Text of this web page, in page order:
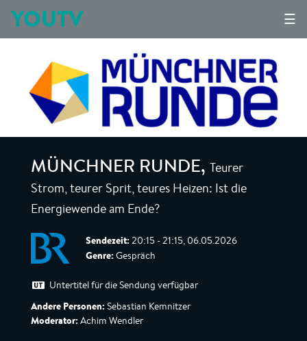
☰
YOUTV
MÜNCHNER RUNDE, Teurer
Strom, teurer Sprit, teures Heizen: Ist die
Energiewende am Ende?
Sendezeit: 20:15 - 21:15, 06.05.2026
Genre: Gespräch
Untertitel für die Sendung verfügbar
Andere Personen: Sebastian Kemnitzer
Moderator: Achim Wendler